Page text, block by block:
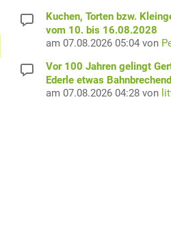
Kuchen, Torten bzw.
vom 10. bis 16.08.2028
am 07.08.2026 05:04 von
Vor 100 Jahren gelingt
Ederle etwas
am 07.08.2026 04:28 von